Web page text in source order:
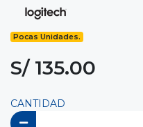
Pocas Unidades.
S/ 135.00
CANTIDAD